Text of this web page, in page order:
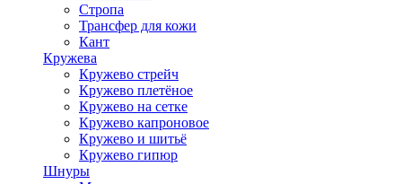
Стропа
Трансфер для кожи
Кант
Кружева
Кружево стрейч
Кружево плетёное
Кружево на сетке
Кружево капроновое
Кружево и шитьё
Кружево гипюр
Шнуры